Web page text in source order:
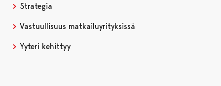
Strategia
Vastuullisuus matkailuyrityksissä
Yyteri kehittyy